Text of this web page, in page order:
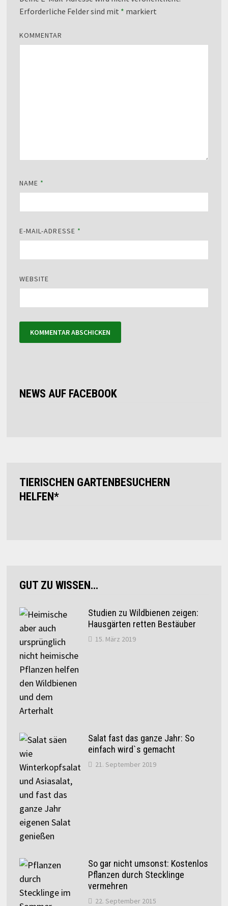
Erforderliche Felder sind mit * markiert
KOMMENTAR
NAME *
E-MAIL-ADRESSE *
WEBSITE
NEWS AUF FACEBOOK
TIERISCHEN GARTENBESUCHERN
HELFEN*
GUT ZU WISSEN…
Studien zu Wildbienen zeigen:
Hausgärten retten Bestäuber
15. März 2019
Salat fast das ganze Jahr: So
einfach wird`s gemacht
21. September 2019
So gar nicht umsonst: Kostenlos
Pflanzen durch Stecklinge
vermehren
22. September 2015